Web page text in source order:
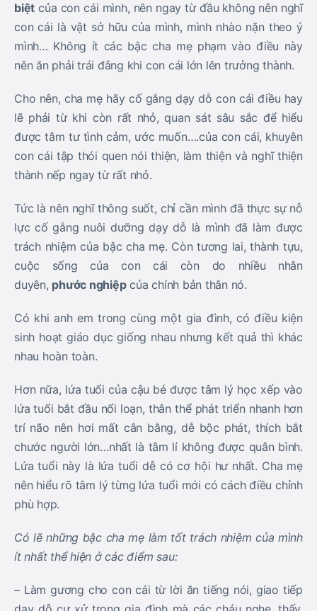
biệt của con cái mình, nên ngay từ đầu không nên nghĩ
con cái là vật sở hữu của mình, mình nhào nặn theo ý
mình… Không ít các bậc cha mẹ phạm vào điều này
nên ăn phải trái đắng khi con cái lớn lên trưởng thành.
Cho nên, cha mẹ hãy cố gắng dạy dỗ con cái điều hay
lẽ phải từ khi còn rất nhỏ, quan sát sâu sắc để hiểu
được tâm tư tình cảm, ước muốn….của con cái, khuyên
con cái tập thói quen nói thiện, làm thiện và nghĩ thiện
thành nếp ngay từ rất nhỏ.
Tức là nên nghĩ thông suốt, chỉ cần mình đã thực sự nỗ
lực cố gắng nuôi dưỡng dạy dỗ là mình đã làm được
trách nhiệm của bậc cha mẹ. Còn tương lai, thành tựu,
cuộc sống của con cái còn do nhiều nhân
duyên, phước nghiệpcủa chính bản thân nó.
Có khi anh em trong cùng một gia đình, có điều kiện
sinh hoạt giáo dục giống nhau nhưng kết quả thì khác
nhau hoàn toàn.
Hơn nữa, lứa tuổi của cậu bé được tâm lý học xếp vào
lứa tuổi bắt đầu nổi loạn, thân thể phát triển nhanh hơn
trí não nên hơi mất cân bằng, dễ bộc phát, thích bắt
chước người lớn…nhất là tâm lí không được quân bình.
Lứa tuổi này là lứa tuổi dễ có cơ hội hư nhất. Cha mẹ
nên hiểu rõ tâm lý từng lứa tuổi mới có cách điều chỉnh
phù hợp.
Có lẽ những bậc cha mẹ làm tốt trách nhiệm của mình
ít nhất thể hiện ở các điểm sau:
– Làm gương cho con cái từ lời ăn tiếng nói, giao tiếp